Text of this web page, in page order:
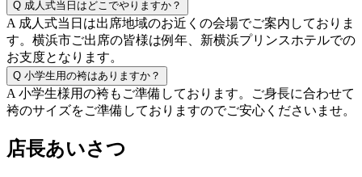
Q 成人式当日はどこでやりますか？
A 成人式当日は出席地域のお近くの会場でご案内しておりま
す。横浜市ご出席の皆様は例年、新横浜プリンスホテルでの
お支度となります。
Q 小学生用の袴はありますか？
A 小学生様用の袴もご準備しております。ご身長に合わせて
袴のサイズをご準備しておりますのでご安心くださいませ。
店長あいさつ